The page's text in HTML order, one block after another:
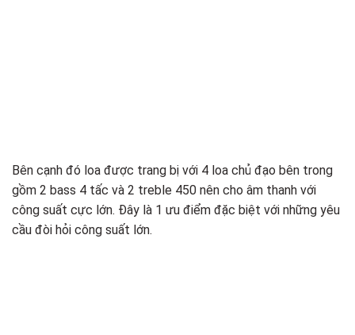
Bên cạnh đó loa được trang bị với 4 loa chủ đạo bên trong
gồm 2 bass 4 tấc và 2 treble 450 nên cho âm thanh với
công suất cực lớn. Đây là 1 ưu điểm đặc biệt với những yêu
cầu đòi hỏi công suất lớn.